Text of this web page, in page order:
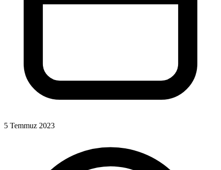
5 Temmuz 2023